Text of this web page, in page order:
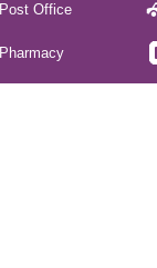
Post Office
Pharmacy